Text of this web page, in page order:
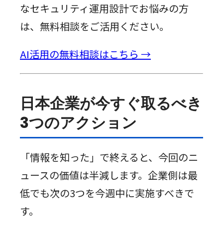
なセキュリティ運用設計でお悩みの方
は、無料相談をご活用ください。
AI活用の無料相談はこちら →
日本企業が今すぐ取るべき
3つのアクション
「情報を知った」で終えると、今回のニ
ュースの価値は半減します。企業側は最
低でも次の3つを今週中に実施すべきで
す。